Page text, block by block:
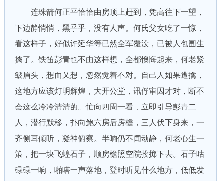
连珠箭何正平恰恰由房顶上赶到，凭高往下一望，
下边静悄悄，黑乎乎，没有人声。何氏父女吃了一惊，
看这样子，好似许延华等已然全军覆没，已被人包围生
擒了。铁笛彭青也不由这样想，全都懊悔起来，何老紧
皱眉头，想而又想，忽然觉着不对。自己人如果遭擒，
这地方应该灯明辉煌，大开公堂，讯俘审囚才对，断不
会这么冷冷清清的。忙向四周一看，立即引导彭青二
人，潜行默移，扑向鲍六房后房檐，三人伏下身来，一
齐侧耳倾听，凝神俯察。半晌仍不闻动静，何老心生一
策，把一块飞蝗石子，顺房檐照空院投掷下去。石子咕
碌碌一响，啪嗒一声落地，登时听见什么地方，低低发